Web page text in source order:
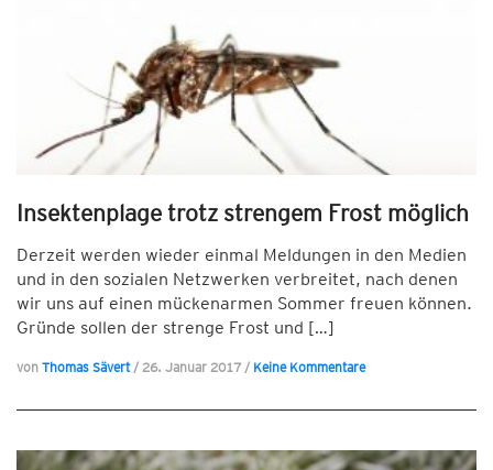
Insektenplage trotz strengem Frost möglich
Derzeit werden wieder einmal Meldungen in den Medien
und in den sozialen Netzwerken verbreitet, nach denen
wir uns auf einen mückenarmen Sommer freuen können.
Gründe sollen der strenge Frost und […]
von Thomas Sävert / 26. Januar 2017 / Keine Kommentare